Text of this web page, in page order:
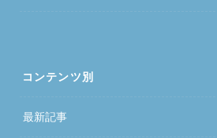
コンテンツ別
最新記事